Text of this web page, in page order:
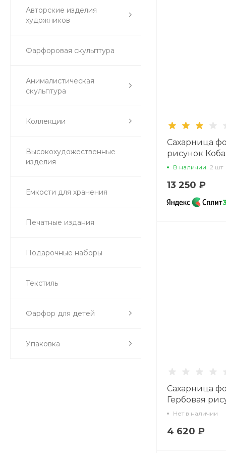
Авторские изделия
художников
Фарфоровая скульптура
Анималистическая
скульптура
Коллекции
Высокохудожественные
изделия
Емкости для хранения
Печатные издания
Подарочные наборы
Текстиль
Фарфор для детей
Упаковка
Сахарница
рисунок
сетка, арт.
В наличии 2 шт
13 250 ₽
Сахарница
Гербовая
море арт.
Нет в наличии
4 620 ₽